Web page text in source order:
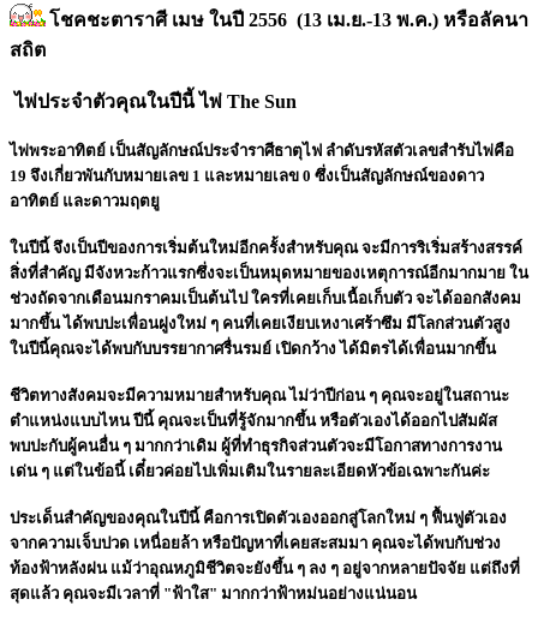
โชคชะตาราศี เมษ ในปี 2556 (13 เม.ย.-13 พ.ค.) หรือลัคนา
สถิต
ไพ่ประจำตัวคุณในปีนี้ ไพ่ The Sun
ไพ่พระอาทิตย์ เป็นสัญลักษณ์ประจำราศีธาตุไฟ ลำดับรหัสตัวเลขสำรับไพ่คือ
19 จึงเกี่ยวพันกับหมายเลข 1 และหมายเลข 0 ซึ่งเป็นสัญลักษณ์ของดาว
อาทิตย์ และดาวมฤตยู
ในปีนี้ จึงเป็นปีของการเริ่มต้นใหม่อีกครั้งสำหรับคุณ จะมีการริเริ่มสร้างสรรค์
สิ่งที่สำคัญ มีจังหวะก้าวแรกซึ่งจะเป็นหมุดหมายของเหตุการณ์อีกมากมาย ใน
ช่วงถัดจากเดือนมกราคมเป็นต้นไป ใครที่เคยเก็บเนื้อเก็บตัว จะได้ออกสังคม
มากขึ้น ได้พบปะเพื่อนฝูงใหม่ ๆ คนที่เคยเงียบเหงาเศร้าซึม มีโลกส่วนตัวสูง
ในปีนี้คุณจะได้พบกับบรรยากาศรื่นรมย์ เปิดกว้าง ได้มิตรได้เพื่อนมากขึ้น
ชีวิตทางสังคมจะมีความหมายสำหรับคุณ ไม่ว่าปีก่อน ๆ คุณจะอยู่ในสถานะ
ตำแหน่งแบบไหน ปีนี้ คุณจะเป็นที่รู้จักมากขึ้น หรือตัวเองได้ออกไปสัมผัส
พบปะกับผู้คนอื่น ๆ มากกว่าเดิม ผู้ที่ทำธุรกิจส่วนตัวจะมีโอกาสทางการงาน
เด่น ๆ แต่ในข้อนี้ เดี๋ยวค่อยไปเพิ่มเติมในรายละเอียดหัวข้อเฉพาะกันค่ะ
ประเด็นสำคัญของคุณในปีนี้ คือการเปิดตัวเองออกสู่โลกใหม่ ๆ ฟื้นฟูตัวเอง
จากความเจ็บปวด เหนื่อยล้า หรือปัญหาที่เคยสะสมมา คุณจะได้พบกับช่วง
ท้องฟ้าหลังฝน แม้ว่าอุณหภูมิชีวิตจะยังขึ้น ๆ ลง ๆ อยู่จากหลายปัจจัย แต่ถึงที่
สุดแล้ว คุณจะมีเวลาที่ "ฟ้าใส" มากกว่าฟ้าหม่นอย่างแน่นอน